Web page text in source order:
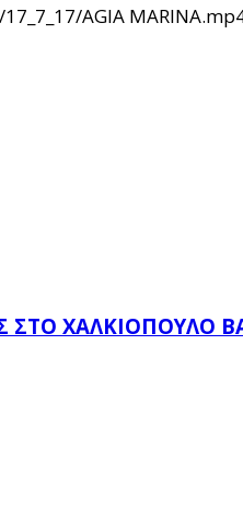
AGIA
ΣΤΟ ΧΑΛΚΙΌΠΟΥΛΟ